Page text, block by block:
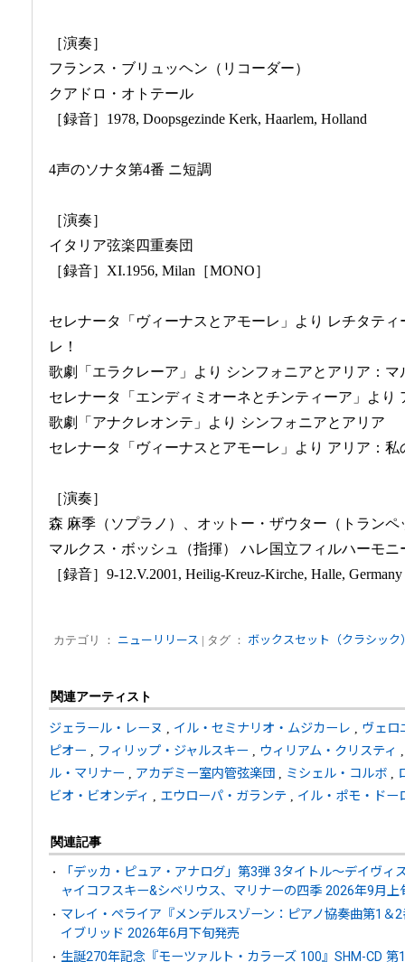
［演奏］
フランス・ブリュッヘン（リコーダー）
クアドロ・オトテール
［録音］1978, Doopsgezinde Kerk, Haarlem, Holland
4声のソナタ第4番 ニ短調
［演奏］
イタリア弦楽四重奏団
［録音］XI.1956, Milan［MONO］
セレナータ「ヴィーナスとアモーレ」より レチタテ
レ！
歌劇「エラクレーア」より シンフォニアとアリア：マ
セレナータ「エンディミオーネとチンティーア」より
歌劇「アナクレオンテ」より シンフォニアとアリア
セレナータ「ヴィーナスとアモーレ」より アリア：
［演奏］
森 麻季（ソプラノ）、オットー・ザウター（トランペ
マルクス・ボッシュ（指揮） ハレ国立フィルハーモニ
［録音］9-12.V.2001, Heilig-Kreuz-Kirche, Halle, Germany
カテゴリ ： ニューリリース | タグ ： ボックスセット（クラシック
関連アーティスト
ジェラール・レーヌ イル・セミナリオ・ムジカーレ
ヴェロ
ピオー
フィリップ・ジャルスキー ウィリアム・クリスティ
ル・マリナー
アカデミー室内管弦楽団 ミシェル・コルボ
ビオ・ビオンディ
エウローパ・ガランテ イル・ポモ・ドー
関連記事
「デッカ・ピュア・アナログ」第3弾 3タイトル～デイヴィ
ャイコフスキー&シベリウス、マリナーの四季 2026年9月上
マレイ・ペライア『メンデルスゾーン：ピアノ協奏曲第1＆
イブリッド 2026年6月下旬発売
生誕270年記念『モーツァルト・カラーズ 100』SHM-CD